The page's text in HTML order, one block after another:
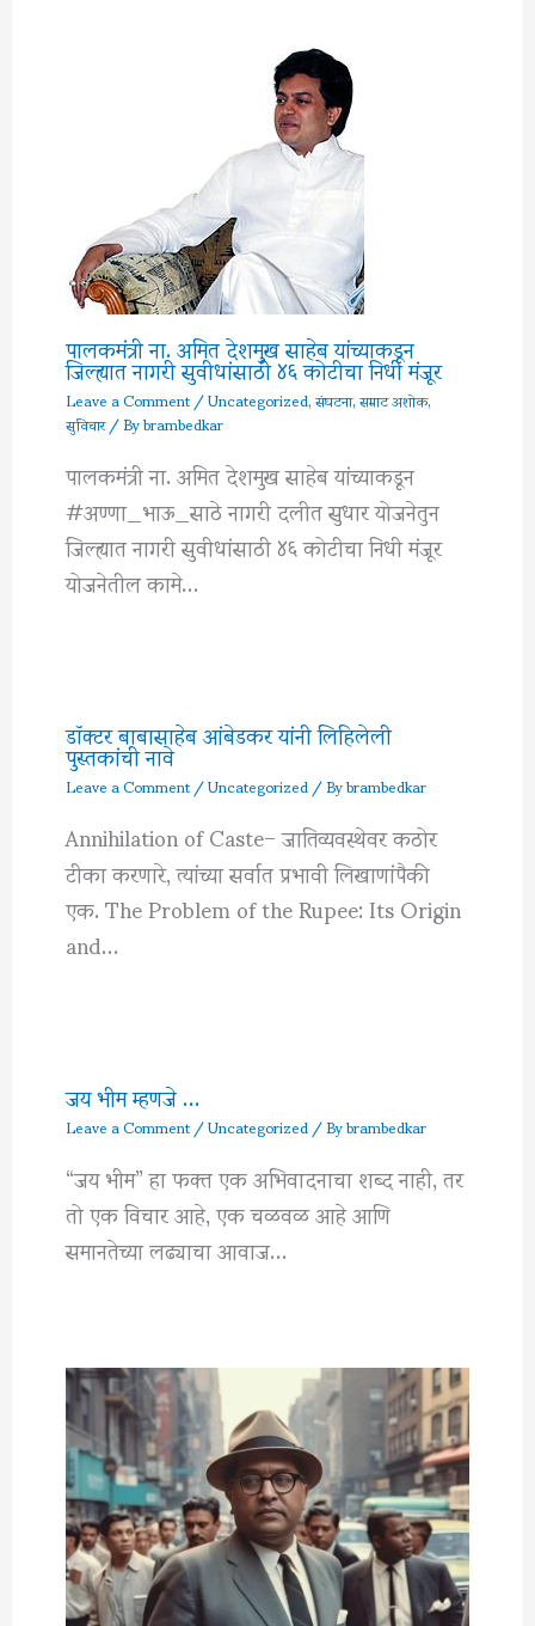
पालकमंत्री ना. अमित देशमुख साहेब यांच्याकडून
जिल्ह्यात नागरी सुवीधांसाठी ४६ कोटीचा निधी मंजूर
Leave a Comment/Uncategorized,संघटना,सम्राट अशोक,
सुविचार/ Bybrambedkar
पालकमंत्री ना. अमित देशमुख साहेब यांच्याकडून
#अण्णा_भाऊ_साठे नागरी दलीत सुधार योजनेतुन
जिल्ह्यात नागरी सुवीधांसाठी ४६ कोटीचा निधी मंजूर
योजनेतील कामे…
डॉक्टर बाबासाहेब आंबेडकर यांनी लिहिलेली
पुस्तकांची नावे
Leave a Comment/Uncategorized/ Bybrambedkar
Annihilation of Caste– जातिव्यवस्थेवर कठोर
टीका करणारे, त्यांच्या सर्वात प्रभावी लिखाणांपैकी
एक. The Problem of the Rupee: Its Origin
and…
जय भीम म्हणजे …
Leave a Comment/Uncategorized/ Bybrambedkar
“जय भीम” हा फक्त एक अभिवादनाचा शब्द नाही, तर
तो एक विचार आहे, एक चळवळ आहे आणि
समानतेच्या लढ्याचा आवाज…